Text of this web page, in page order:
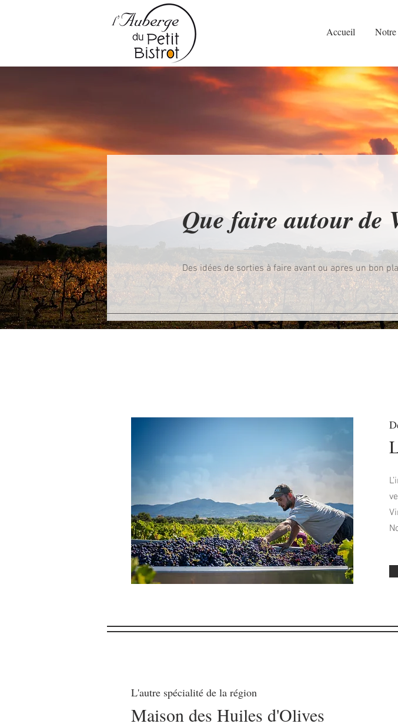
Accueil
Que faire autour de
Des idées de sorties à faire avant ou apres un bon
L'autre spécialité de la région
Maison des Huiles d'Olives